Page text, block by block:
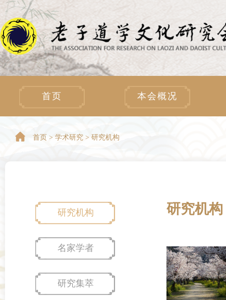
首页 本会概况
首页 > 学术研究 > 研究机构
研究机构
名家学者
研究集萃
研究机构